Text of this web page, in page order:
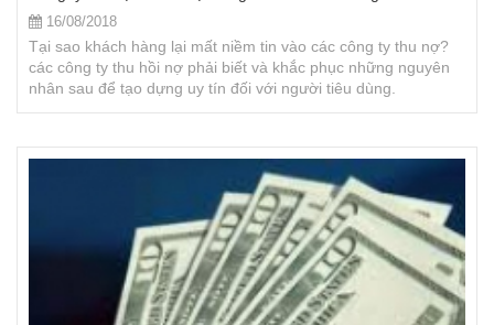
16/08/2018
Tại sao khách hàng lại mất niềm tin vào các công ty thu nợ?
các công ty thu hồi nợ phải biết và khắc phục những nguyên
nhân sau để tạo dựng uy tín đối với người tiêu dùng.